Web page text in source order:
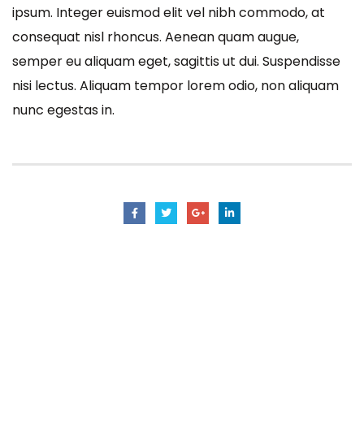
ipsum. Integer euismod elit vel nibh commodo, at
consequat nisl rhoncus. Aenean quam augue,
semper eu aliquam eget, sagittis ut dui. Suspendisse
nisi lectus. Aliquam tempor lorem odio, non aliquam
nunc egestas in.